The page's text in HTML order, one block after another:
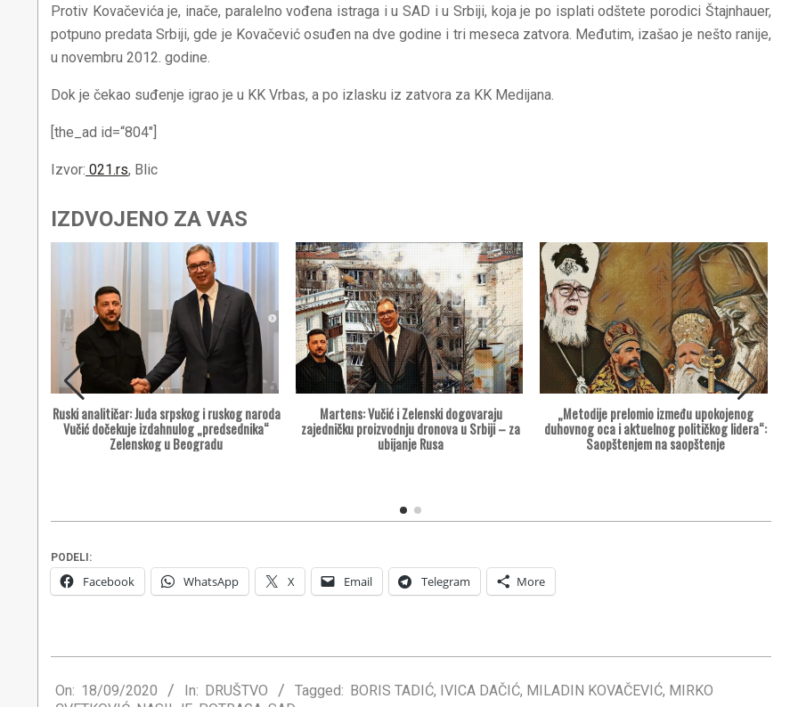
Protiv Kovačevića je, inače, paralelno vođena istraga i u SAD i u Srbiji, koja je po isplati odštete porodici Štajnhauer,
potpuno predata Srbiji, gde je Kovačević osuđen na dve godine i tri meseca zatvora. Međutim, izašao je nešto ranije,
u novembru 2012. godine.
Dok je čekao suđenje igrao je u KK Vrbas, a po izlasku iz zatvora za KK Medijana.
[the_ad id=“804″]
Izvor: 021.rs, Blic
IZDVOJENO ZA VAS
Ruski analitičar: Juda srpskog i ruskog naroda
Vučić dočekuje izdahnulog „predsednika“
Zelenskog u Beogradu
Martens: Vučić i Zelenski dogovaraju
zajedničku proizvodnju dronova u Srbiji – za
ubijanje Rusa
„Metodije prelomio između upokojenog
duhovnog oca i aktuelnog političkog lidera“:
Saopštenjem na saopštenje
PODELI:
Facebook WhatsApp X Email Telegram More
09-
On: 18/09/2020 In: DRUŠTVO Tagged: BORIS TADIĆ, IVICA DAČIĆ, MILADIN KOVAČEVIĆ, MIRKO